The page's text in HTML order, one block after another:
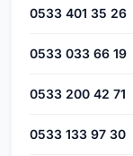
0533 401 35 26
0533 033 66 19
0533 200 42 71
0533 133 97 30